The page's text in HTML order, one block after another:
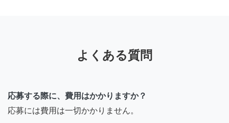
よくある質問
応募する際に、費用はかかりますか？
応募には費用は一切かかりません。